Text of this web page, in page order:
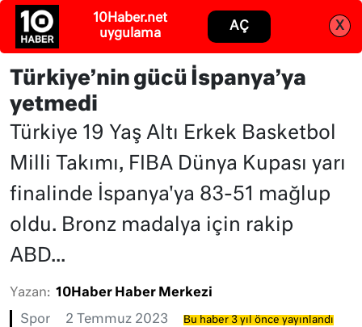
10Haber.net
uygulama
AÇ X
Abone ol Giriş
Türkiye’nin gücü İspanya’ya
yetmedi
Türkiye 19 Yaş Altı Erkek Basketbol
Milli Takımı, FIBA Dünya Kupası yarı
finalinde İspanya'ya 83-51 mağlup
oldu. Bronz madalya için rakip
ABD...
Yazan: 10Haber Haber Merkezi
Spor 2 Temmuz 2023 Bu haber 3 yıl önce yayınlandı